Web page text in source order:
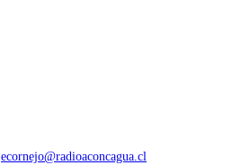
ecornejo@radioaconcagua.cl